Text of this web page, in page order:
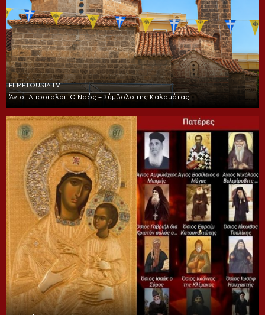
PEMPTOUSIA TV
Άγιοι Απόστολοι: Ο Ναός – Σύμβολο της Καλαμάτας